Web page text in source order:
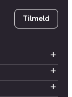
Tilmeld